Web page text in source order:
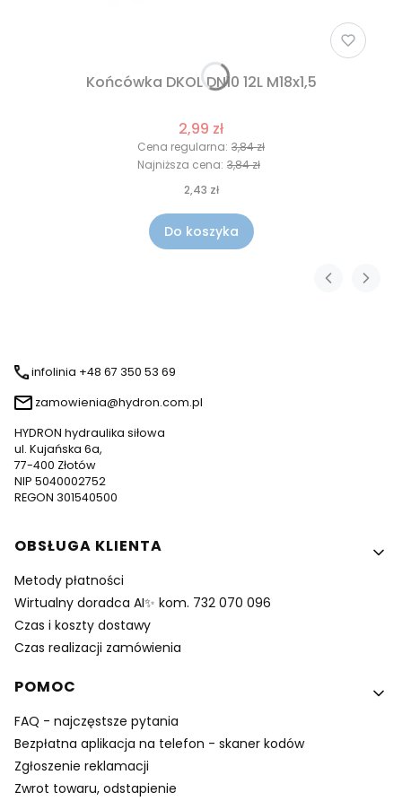
Końcówka DKOL DN10 12L M18x1,5
2,99 zł
Cena regularna: 3,84 zł
Najniższa cena: 3,84 zł
2,43 zł
Do koszyka
infolinia +48 67 350 53 69
zamowienia@hydron.com.pl
HYDRON hydraulika siłowa
ul. Kujańska 6a,
77-400 Złotów
NIP 5040002752
REGON 301540500
Linki w stopce
OBSŁUGA KLIENTA
Metody płatności
Wirtualny doradca AI✨ kom. 732 070 096
Czas i koszty dostawy
Czas realizacji zamówienia
POMOC
FAQ - najczęstsze pytania
Bezpłatna aplikacja na telefon - skaner kodów
Zgłoszenie reklamacji
Zwrot towaru, odstapienie